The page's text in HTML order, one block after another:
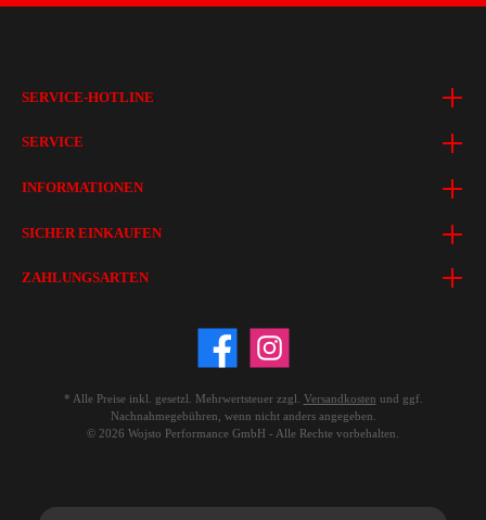
SERVICE-HOTLINE
SERVICE
INFORMATIONEN
SICHER EINKAUFEN
ZAHLUNGSARTEN
* Alle Preise inkl. gesetzl. Mehrwertsteuer zzgl. Versandkosten und ggf.
Nachnahmegebühren, wenn nicht anders angegeben.
© 2026 Wojsto Performance GmbH - Alle Rechte vorbehalten.